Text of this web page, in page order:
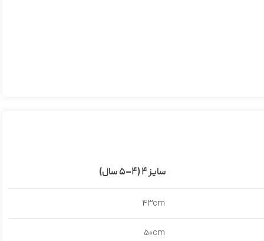
سایز ۴ (۴–۵ سال)
43cm
50cm